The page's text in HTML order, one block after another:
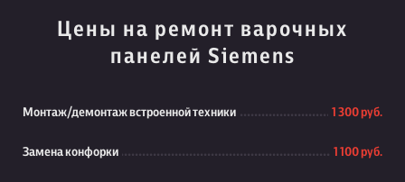
Цены на ремонт варочных
панелей Siemens
Монтаж/демонтаж встроенной техники 1 300 руб.
Замена конфорки 1 100 руб.